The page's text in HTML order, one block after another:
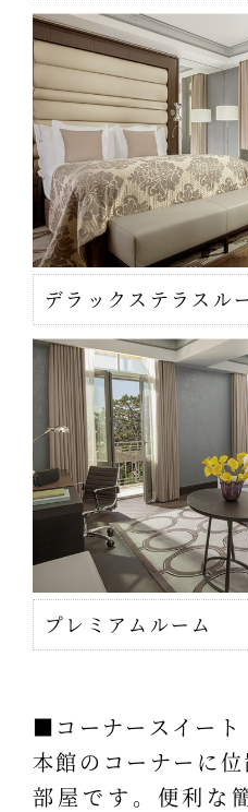
デラックステラスル
プレミアムルーム
■コーナースイー
本館のコーナーに
部屋です。便利な